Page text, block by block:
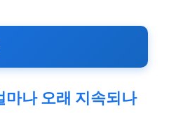
마나 오래 지속되나